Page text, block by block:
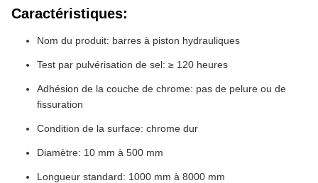
Caractéristiques:
Nom du produit: barres à piston hydrauliques
Test par pulvérisation de sel: ≥ 120 heures
Adhésion de la couche de chrome: pas de pelure ou de
fissuration
Condition de la surface: chrome dur
Diamètre: 10 mm à 500 mm
Longueur standard: 1000 mm à 8000 mm